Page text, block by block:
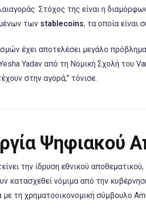
Στόχος της είναι η
των stablecoins, τα οποία είναι
έχει αποτελέσει μεγάλο
Yadav από τη Νομική Σχολή του
στην αγορά,” τόνισε.
Ψηφιακού
την ίδρυση εθνικού
κατασχεθεί νόμιμα από την
τη χρηματοοικονομική σύμβουλο